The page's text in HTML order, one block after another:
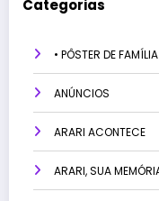
Categorias
• PÔSTER DE
ANÚNCIOS
ARARI ACONTECE
ARARI, SUA